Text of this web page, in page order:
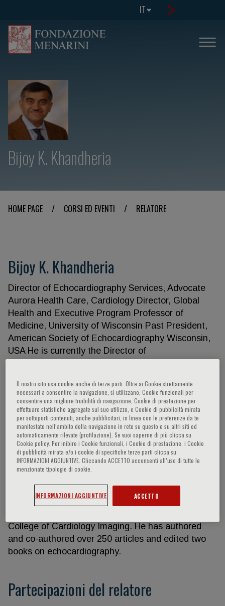
IT
Bijoy K. Khandheria
HOME PAGE / CORSI ED EVENTI / RELATORE
Bijoy K. Khandheria
Director of Echocardiography Services, Advocate
Aurora Health Care, Cardiology Director, Global
Health and Executive Program Professor of
Medicine, University of Wisconsin Past President,
American Society of Echocardiography Wisconsin,
USA He is currently the Director of
Health and Executive Program, and the Professor
of Medicine in the University of Wisconsin in the
USA. He has 22 years of clinical, teaching and
research with the Mayo Clinic, in both Rochester,
MN and Scottsdale, AZ, earning recognition in the
field of echocardiography. He served as the 16th
president of the American Society of
board of several prestigious cardiology journals
including the Journal for Amercian Society of
College of Cardiology Imaging. He has authored
and co-authored over 250 articles and edited two
books on echocardiography.
Partecipazioni del relatore
Il nostro sito usa cookie anche di terze parti. Oltre ai Cookie strettamente
necessari a consentire la navigazione, si utilizzano, Cookie funzionali per
consentire una migliore fruibilità di navigazione, Cookie di prestazione per
effettuare statistiche aggregate sul suo utilizzo, e Cookie di pubblicità mirata
per sottoporti contenuti, anche pubblicitari, in linea con le preferenze da te
manifestate nell‘ambito della navigazione in rete su questo e su altri siti ed
automaticamente rilevate (profilazione). Se vuoi saperne di più clicca su
Cookie policy. Per inibire i Cookie funzionali, i Cookie di prestazione, i Cookie
di pubblicità mirata e/o i cookie di specifiche terze parti clicca su
INFORMAZIONI AGGIUNTIVE. Cliccando ACCETTO acconsenti all’uso di tutte le
menzionate tipologie di cookie.
INFORMAZIONI AGGIUNTIVE ACCETTO